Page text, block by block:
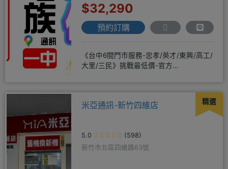
$32,290
預約訂購
《台中6間門市服務-忠孝/英才/東興/高工/
大里/三民》挑戰最低價-官方
精選
米亞通訊-新竹四維店
5.0
(598)
新竹市北區四維路63號